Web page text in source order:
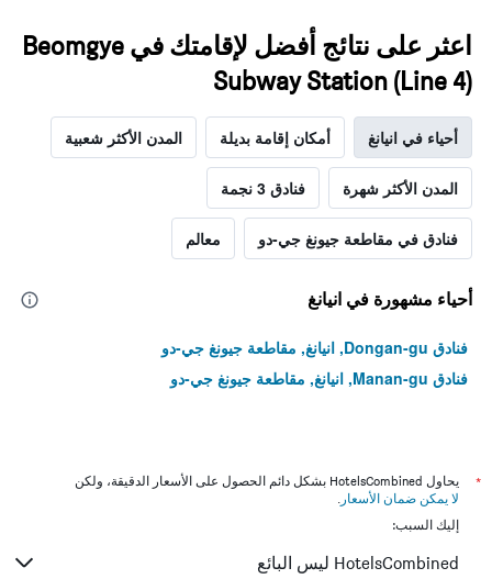
اعثر على نتائج أفضل لإقامتك في Beomgye
Subway Station (Line 4)
أحياء في انيانغ أمكان إقامة بديلة المدن الأكثر شعبية
المدن الأكثر شهرة فنادق 3 نجمة
فنادق في مقاطعة جيونغ جي-دو معالم
أحياء مشهورة في انيانغ
فنادق Dongan-gu, انيانغ, مقاطعة جيونغ جي-دو
فنادق Manan-gu, انيانغ, مقاطعة جيونغ جي-دو
*
يحاول HotelsCombined بشكل دائم الحصول على الأسعار الدقيقة، ولكن
لا يمكن ضمان الأسعار .
إليك السبب:
HotelsCombined ليس البائع